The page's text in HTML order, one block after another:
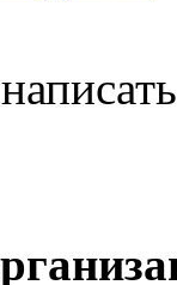
написать